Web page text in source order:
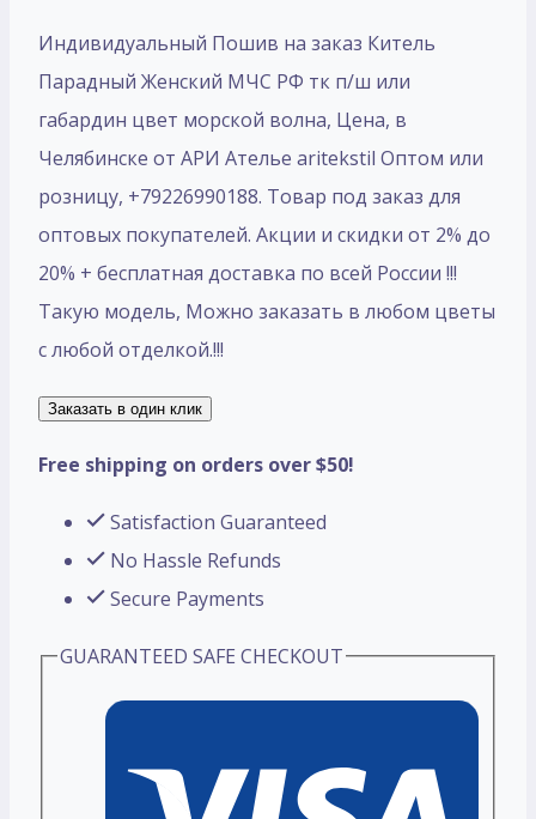
Индивидуальный Пошив на заказ Китель
Парадный Женский МЧС РФ тк п/ш или
габардин цвет морской волна, Цена, в
Челябинске от АРИ Ателье aritekstil Оптом или
розницу, +79226990188. Товар под заказ для
оптовых покупателей. Акции и скидки от 2% до
20% + бесплатная доставка по всей России !!!
Такую модель, Mожно заказать в любом цветы
с любой отделкой.!!!
Заказать в один клик
Free shipping on orders over $50!
Satisfaction Guaranteed
No Hassle Refunds
Secure Payments
GUARANTEED SAFE CHECKOUT